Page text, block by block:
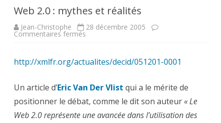
Web 2.0 : mythes et réalités
Jean-Christophe 28 décembre 2005
Commentaires fermés
mythes
et
http://xmlfr.org/actualites/decid/051201-0001
Un article d’Eric Van Der Vlist qui a le mérite de
positionner le débat, comme le dit son auteur« Le
Web 2.0 représente une avancée dans l’utilisation des